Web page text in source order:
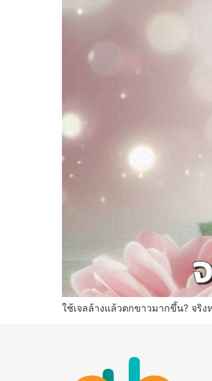
ใช้เจลล้างแล้วตกขาวมากขึ้น? จริง